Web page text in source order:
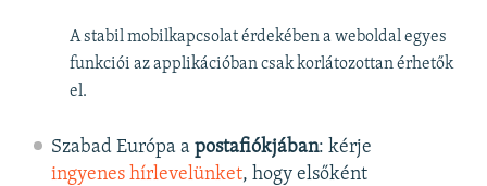
A stabil mobilkapcsolat érdekében a weboldal egyes
funkciói az applikációban csak korlátozottan érhetők
el.
Szabad Európa a postafiókjában: kérje
ingyenes hírlevelünket, hogy elsőként